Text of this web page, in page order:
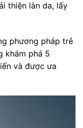
thiện làn da, lấy
phương pháp trẻ
khám phá 5
và được ưa